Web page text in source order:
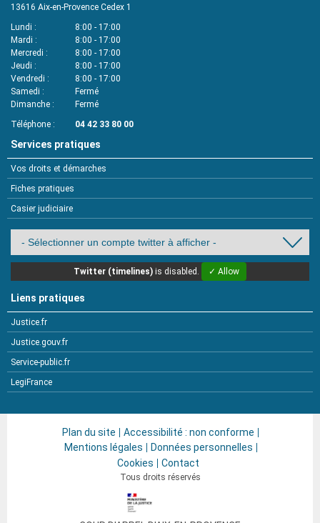
13616 Aix-en-Provence Cedex 1
Lundi
8:00 - 17:00
Mardi
8:00 - 17:00
Mercredi
8:00 - 17:00
Jeudi
8:00 - 17:00
Vendredi
8:00 - 17:00
Samedi
Fermé
Dimanche
Fermé
Téléphone
04 42 33 80 00
Services pratiques
Vos droits et démarches
Fiches pratiques
Casier judiciaire
Twitter (timelines) is disabled. ✓ Allow
Liens pratiques
Justice.fr
Justice.gouv.fr
Service-public.fr
LegiFrance
Plan du site
Accessibilité : non conforme
Mentions légales
Données personnelles
Cookies
Contact
Tous droits réservés